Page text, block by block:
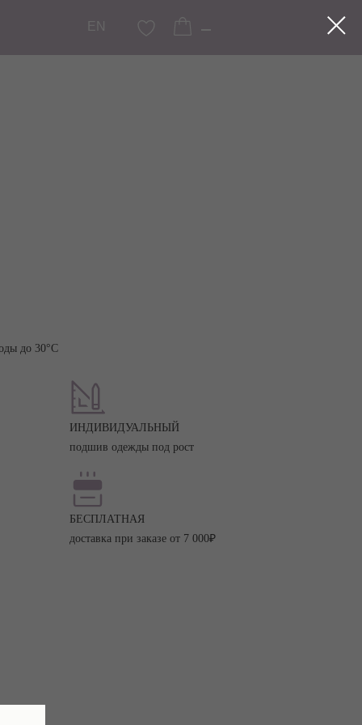
EN
до 30°C
ИНДИВИДУАЛЬНЫЙ
подшив одежды под рост
БЕСПЛАТНАЯ
доставка при заказе от 7 000₽